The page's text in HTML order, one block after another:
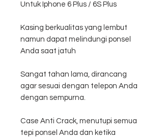
Untuk Iphone 6 Plus / 6S Plus
Kasing berkualitas yang lembut
namun dapat melindungi ponsel
Anda saat jatuh
Sangat tahan lama, dirancang
agar sesuai dengan telepon Anda
dengan sempurna.
Case Anti Crack, menutupi semua
tepi ponsel Anda dan ketika